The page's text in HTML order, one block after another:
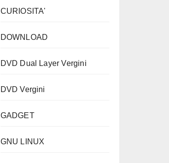
CURIOSITA'
DOWNLOAD
DVD Dual Layer Vergini
DVD Vergini
GADGET
GNU LINUX